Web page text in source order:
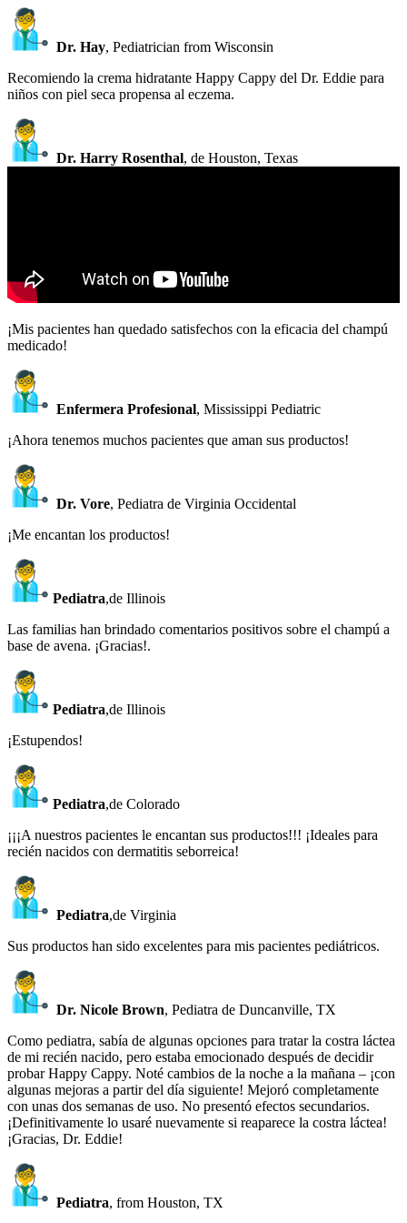
Dr. Hay, Pediatrician from Wisconsin
Recomiendo la crema hidratante Happy Cappy del Dr. Eddie para
niños con piel seca propensa al eczema.
Dr. Harry Rosenthal, de Houston, Texas
¡Mis pacientes han quedado satisfechos con la eficacia del champú
medicado!
Enfermera Profesional, Mississippi Pediatric
¡Ahora tenemos muchos pacientes que aman sus productos!
Dr. Vore, Pediatra de Virginia Occidental
¡Me encantan los productos!
Pediatra,de Illinois
Las familias han brindado comentarios positivos sobre el champú a
base de avena. ¡Gracias!.
Pediatra,de Illinois
¡Estupendos!
Pediatra,de Colorado
¡¡¡A nuestros pacientes le encantan sus productos!!! ¡Ideales para
recién nacidos con dermatitis seborreica!
Pediatra,de Virginia
Sus productos han sido excelentes para mis pacientes pediátricos.
Dr. Nicole Brown, Pediatra de Duncanville, TX
Como pediatra, sabía de algunas opciones para tratar la costra láctea
de mi recién nacido, pero estaba emocionado después de decidir
probar Happy Cappy. Noté cambios de la noche a la mañana – ¡con
algunas mejoras a partir del día siguiente! Mejoró completamente
con unas dos semanas de uso. No presentó efectos secundarios.
¡Definitivamente lo usaré nuevamente si reaparece la costra láctea!
¡Gracias, Dr. Eddie!
Pediatra, from Houston, TX